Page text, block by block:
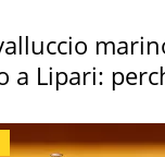
a Lipari: